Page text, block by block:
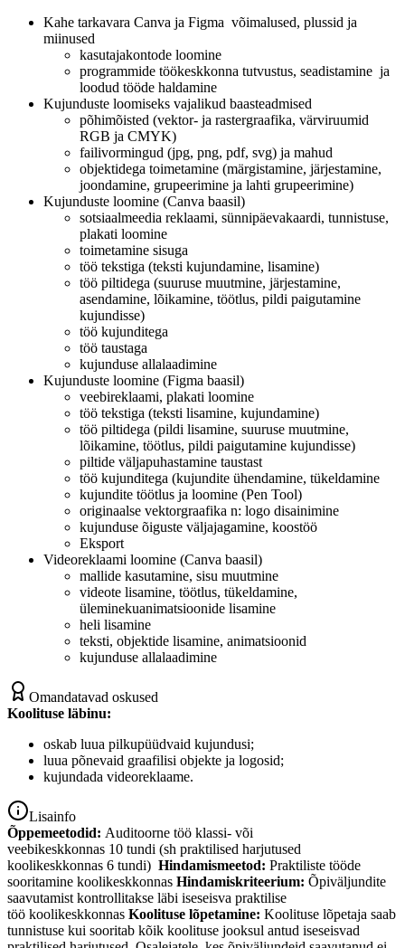
Kahe tarkavara Canva ja Figma võimalused, plussid ja
miinused
kasutajakontode loomine
programmide töökeskkonna tutvustus, seadistamine ja
loodud tööde haldamine
Kujunduste loomiseks vajalikud baasteadmised
põhimõisted (vektor- ja rastergraafika, värviruumid
RGB ja CMYK)
failivormingud (jpg, png, pdf, svg) ja mahud
objektidega toimetamine (märgistamine, järjestamine,
joondamine, grupeerimine ja lahti grupeerimine)
Kujunduste loomine (Canva baasil)
sotsiaalmeedia reklaami, sünnipäevakaardi, tunnistuse,
plakati loomine
toimetamine sisuga
töö tekstiga (teksti kujundamine, lisamine)
töö piltidega (suuruse muutmine, järjestamine,
asendamine, lõikamine, töötlus, pildi paigutamine
kujundisse)
töö kujunditega
töö taustaga
kujunduse allalaadimine
Kujunduste loomine (Figma baasil)
veebireklaami, plakati loomine
töö tekstiga (teksti lisamine, kujundamine)
töö piltidega (pildi lisamine, suuruse muutmine,
lõikamine, töötlus, pildi paigutamine kujundisse)
piltide väljapuhastamine taustast
töö kujunditega (kujundite ühendamine, tükeldamine
kujundite töötlus ja loomine (Pen Tool)
originaalse vektorgraafika n: logo disainimine
kujunduse õiguste väljajagamine, koostöö
Eksport
Videoreklaami loomine (Canva baasil)
mallide kasutamine, sisu muutmine
videote lisamine, töötlus, tükeldamine,
üleminekuanimatsioonide lisamine
heli lisamine
teksti, objektide lisamine, animatsioonid
kujunduse allalaadimine
Omandatavad oskused
Koolituse läbinu:
oskab luua pilkupüüdvaid kujundusi;
luua põnevaid graafilisi objekte ja logosid;
kujundada videoreklaame.
Lisainfo
Õppemeetodid: Auditoorne töö klassi- või
veebikeskkonnas 10 tundi (sh praktilised harjutused
koolikeskkonnas 6 tundi) Hindamismeetod: Praktiliste tööde
sooritamine koolikeskkonnas Hindamiskriteerium: Õpiväljundite
saavutamist kontrollitakse läbi iseseisva praktilise
töö koolikeskkonnas Koolituse lõpetamine: Koolituse lõpetaja saab
tunnistuse kui sooritab kõik koolituse jooksul antud iseseisvad